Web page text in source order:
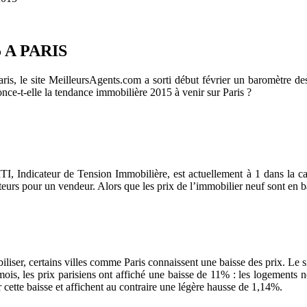
PARIS
le site MeilleursAgents.com a sorti début février un baromètre
t-elle la tendance immobilière 2015 à venir sur Paris ?
Indicateur de Tension Immobilière, est actuellement à 1 dans la
pour un vendeur. Alors que les prix de l’immobilier neuf sont en
certains villes comme Paris connaissent une baisse des prix.
les prix parisiens ont affiché une baisse de 11% : les
baisse et affichent au contraire une légère hausse de 1,14%.